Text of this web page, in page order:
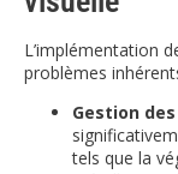
L’implémentation
problèmes
Gestion
tels que la